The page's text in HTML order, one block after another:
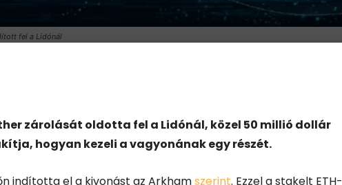
fel a Lidónál
zárolását oldotta fel a Lidónál, közel 50 millió dollár
hogyan kezeli a vagyonának egy részét.
indította el a kivonást az Arkhamszerint. Ezzel a stakelt ETH-